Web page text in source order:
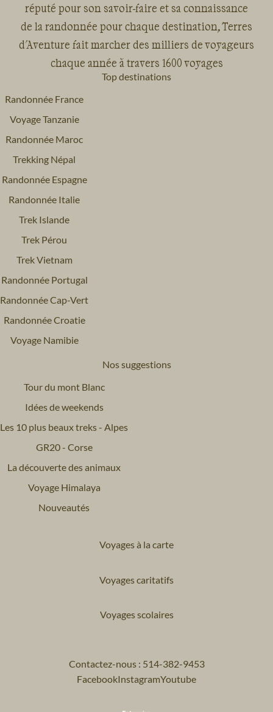
réputé pour son savoir-faire et sa connaissance
de la randonnée pour chaque destination, Terres
d'Aventure fait marcher des milliers de voyageurs
chaque année à travers 1600 voyages
Top destinations
Randonnée France
Voyage Tanzanie
Randonnée Maroc
Trekking Népal
Randonnée Espagne
Randonnée Italie
Trek Islande
Trek Pérou
Trek Vietnam
Randonnée Portugal
Randonnée Cap-Vert
Randonnée Croatie
Voyage Namibie
Nos suggestions
Tour du mont Blanc
Idées de weekends
Les 10 plus beaux treks - Alpes
GR20 - Corse
La découverte des animaux
Voyage Himalaya
Nouveautés
Voyages à la carte
Voyages caritatifs
Voyages scolaires
Contactez-nous : 514-382-9453
FacebookInstagramYoutube